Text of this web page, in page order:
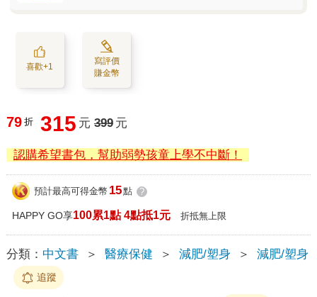
喜歡+1
寫評價
賺金幣
79 折 315 元 399 元
認購希望書包，幫助弱勢孩童上學不中斷！
預計最高可得金幣 15點 ?
HAPPY GO享100累1點 4點抵1元 折抵無上限
分類： 中文書 ＞ 醫療保健 ＞ 減肥/塑身 ＞ 減肥/塑身
追蹤